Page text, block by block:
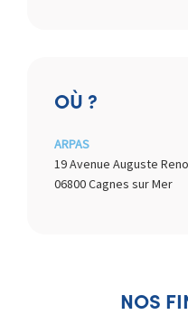
OÙ ?
ARPAS
19 Avenue Auguste
06800 Cagnes sur Mer
NOS